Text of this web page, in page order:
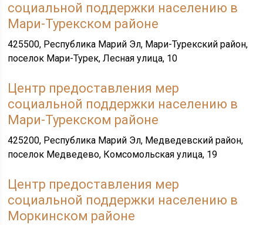
социальной поддержки населению в
Мари-Турекском районе
425500, Республика Марий Эл, Мари-Турекский район,
поселок Мари-Турек, Лесная улица, 10
Центр предоставления мер
социальной поддержки населению в
Мари-Турекском районе
425200, Республика Марий Эл, Медведевский район,
поселок Медведево, Комсомольская улица, 19
Центр предоставления мер
социальной поддержки населению в
Моркинском районе